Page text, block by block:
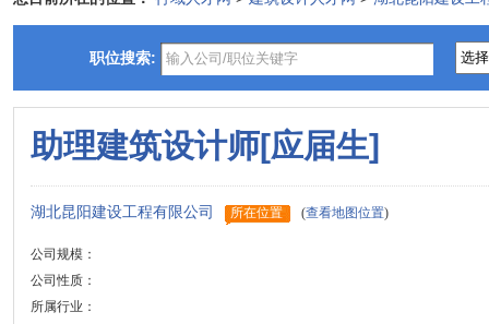
职位搜索:
助理建筑设计师[应届生]
湖北昆阳建设工程有限公司 所在位置 (查看地图位置)
公司规模：
公司性质：
所属行业：